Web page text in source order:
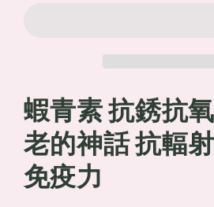
抗
銹
抗
氧
化
青
抗
銹
抗
氧
蝦青素 抗銹抗
老的神話 抗輻
免疫力